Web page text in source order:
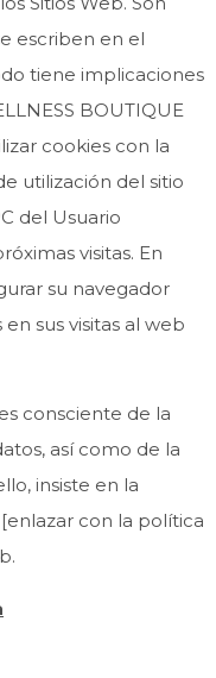
escriben en el
tiene implicaciones
BOUTIQUE
cookies con la
utilización del sitio
del Usuario
visitas. En
su navegador
sus visitas al web
consciente de la
así como de la
insiste en la
con la política